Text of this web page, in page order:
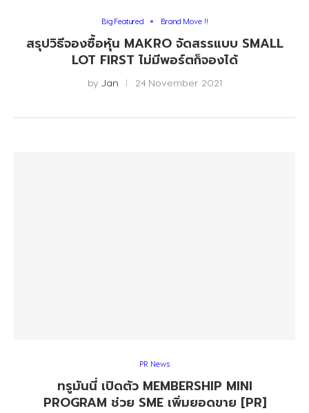
Big Featured Brand Move !!
สรุปวิธีจองซื้อหุ้น MAKRO จัดสรรแบบ SMALL
LOT FIRST ไม่มีพอร์ตก็จองได้
by Jan 24 November 2021
PR News
ทรูมันนี่ เปิดตัว MEMBERSHIP MINI
PROGRAM ช่วย SME เพิ่มยอดขาย [PR]